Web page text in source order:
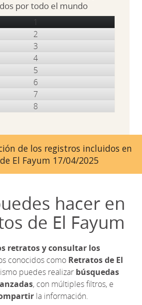
por todo el mundo
1
2
3
4
5
6
7
8
de los registros incluidos en
El Fayum 17/04/2025
hacer en
de El Fayum
retratos y consultar los
conocidos como Retratos de El
puedes realizar búsquedas
, con múltiples filtros, e
la información.